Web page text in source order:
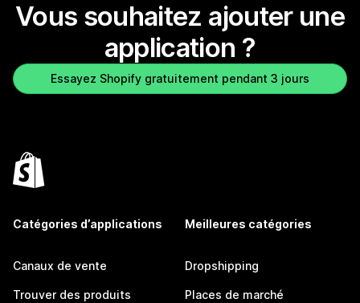
Vous souhaitez ajouter une
application ?
Essayez Shopify gratuitement pendant 3 jours
Catégories d’applications
Canaux de vente
Trouver des produits
Meilleures catégories
Dropshipping
Places de marché